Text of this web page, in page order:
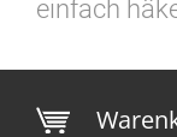
einfach